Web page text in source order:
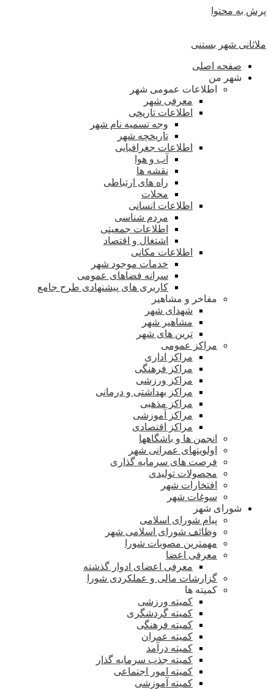
پرش به محتوا
ملاثانی شهر بستنی
صفحه اصلی
شهر من
اطلاعات عمومی شهر
معرفی شهر
اطلاعات تاریخی
وجه تسمیه نام شهر
تاریخچه شهر
اطلاعات جغرافیایی
آب و هوا
نقشه ها
راه های ارتباطی
محلات
اطلاعات انسانی
مردم شناسی
اطلاعات جمعیتی
اشتغال و اقتصاد
اطلاعات مکانی
خدمات موجود شهر
سرانه فضاهای عمومی
کاربری های پیشنهادی طرح جامع
مفاخر و مشاهیر
شهدای شهر
مشاهیر شهر
ترین های شهر
مراکز عمومی
مراکز اداری
مراکز فرهنگی
مراکز ورزشی
مراکز بهداشتی و درمانی
مراکز مذهبی
مراکز آموزشی
مراکز اقتصادی
انجمن ها و باشگاهها
اولویتهای عمرانی شهر
فرصت های سرمایه گذاری
محصولات تولیدی
افتخارات شهر
سوغات شهر
شورای شهر
پیام شورای اسلامی
وظائف شورای اسلامی شهر
مهمترین مصوبات شورا
معرفی اعضا
معرفی اعضای ادوار گذشته
گزارشات مالی و عملکردی شورا
کمیته ها
کمیته ورزشی
کمیته گردشگری
کمیته فرهنگی
کمیته عمران
کمیته درآمد
کمیته جذب سرمایه گذار
کمیته امور اجتماعی
کمیته آموزشی